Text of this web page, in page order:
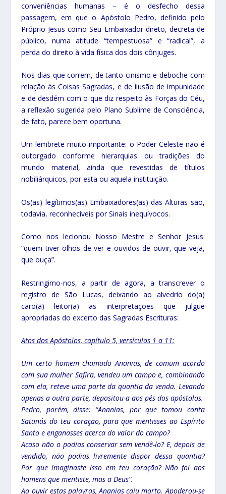
conveniências humanas – é o desfecho dessa
passagem, em que o Apóstolo Pedro, definido pelo
Próprio Jesus como Seu Embaixador direto, decreta de
público, numa atitude “tempestuosa” e “radical”, a
perda do direito à vida física dos dois cônjuges.
Nos dias que correm, de tanto cinismo e deboche com
relação às Coisas Sagradas, e de ilusão de impunidade
e de desdém com o que diz respeito às Forças do Céu,
a reflexão sugerida pelo Plano Sublime de Consciência,
de fato, parece bem oportuna.
Um lembrete muito importante: o Poder Celeste não é
outorgado conforme hierarquias ou tradições do
mundo material, ainda que revestidas de títulos
nobiliárquicos, por esta ou aquela instituição.
Os(as) legítimos(as) Embaixadores(as) das Alturas são,
todavia, reconhecíveis por Sinais inequívocos.
Como nos lecionou Nosso Mestre e Senhor Jesus:
“quem tiver olhos de ver e ouvidos de ouvir, que veja,
que ouça”.
Restringimo-nos, a partir de agora, a transcrever o
registro de São Lucas, deixando ao alvedrio do(a)
caro(a) leitor(a) as interpretações que julgue
apropriadas do excerto das Sagradas Escrituras:
Atos dos Apóstolos, capítulo 5, versículos 1 a 11:
Um certo homem chamado Ananias, de comum acordo
com sua mulher Safira, vendeu um campo e, combinando
com ela, reteve uma parte da quantia da venda. Levando
apenas a outra parte, depositou-a aos pés dos apóstolos.
Pedro, porém, disse: “Ananias, por que tomou conta
Satanás do teu coração, para que mentisses ao Espírito
Santo e enganasses acerca do valor do campo?
Acaso não o podias conservar sem vendê-lo? E, depois de
vendido, não podias livremente dispor dessa quantia?
Por que imaginaste isso em teu coração? Não foi aos
homens que mentiste, mas a Deus”.
Ao ouvir estas palavras, Ananias caiu morto. Apoderou-se